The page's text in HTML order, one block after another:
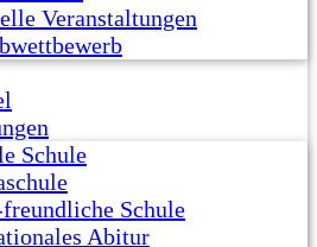
Veranstaltungen
Schule
Schule
Abitur